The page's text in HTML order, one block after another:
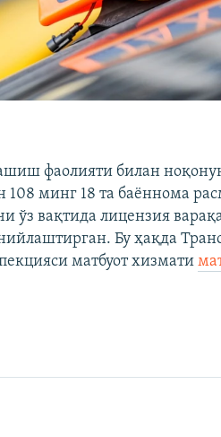
фаолияти билан
108 минг 18 та баённома
ўз вақтида лицензия
Бу ҳақда
матбуот хизмати